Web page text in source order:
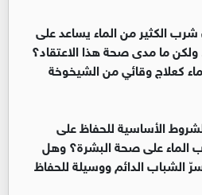
شرب الكثير من الماء يساعد على
ما مدى صحة هذا الاعتقاد؟
كعلاج وقائي من الشيخوخة
الأساسية للحفاظ على
على صحة البشرة؟ وهل
الشباب الدائم ووسيلة للحفاظ